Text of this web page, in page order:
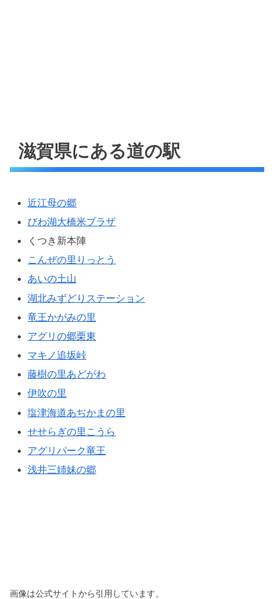
滋賀県にある道の駅
近江母の郷
びわ湖大橋米プラザ
くつき新本陣
こんぜの里りっとう
あいの土山
湖北みずどりステーション
竜王かがみの里
アグリの郷栗東
マキノ追坂峠
藤樹の里あどがわ
伊吹の里
塩津海道あぢかまの里
せせらぎの里こうら
アグリパーク竜王
浅井三姉妹の郷
画像は公式サイトから引用しています。